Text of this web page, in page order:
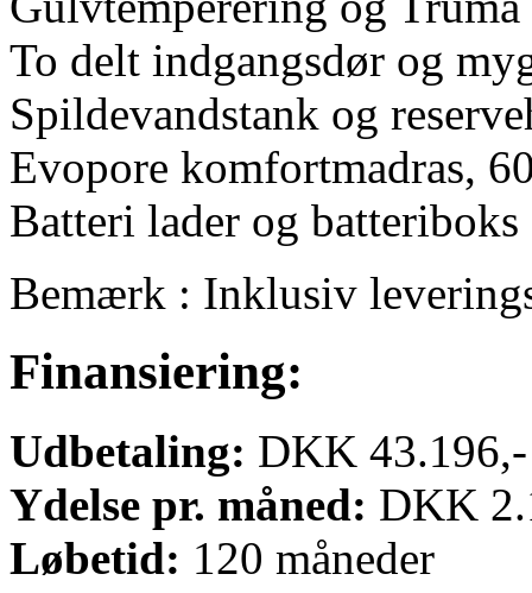
To delt indgangsdør og
Spildevandstank og
Evopore komfortmadras,
Batteri lader og batteriboks
Bemærk : Inklusiv
Finansiering:
Udbetaling: DKK 43.196,-
Ydelse pr. måned: DKK
Løbetid: 120 måneder